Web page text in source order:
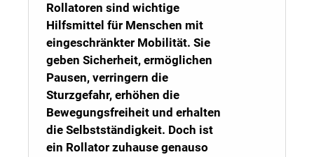
Rollatoren sind wichtige
Hilfsmittel für Menschen mit
eingeschränkter Mobilität. Sie
geben Sicherheit, ermöglichen
Pausen, verringern die
Sturzgefahr, erhöhen die
Bewegungsfreiheit und erhalten
die Selbstständigkeit. Doch ist
ein Rollator zuhause genauso